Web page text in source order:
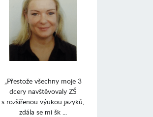
„Přestože všechny moje 3
dcery navštěvovaly ZŠ
s rozšířenou výukou jazyků,
zdála se mi šk ...